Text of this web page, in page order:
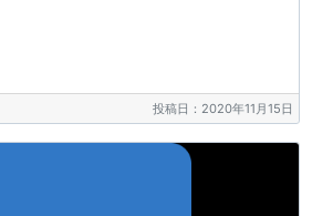
投稿日：2020年11月15日